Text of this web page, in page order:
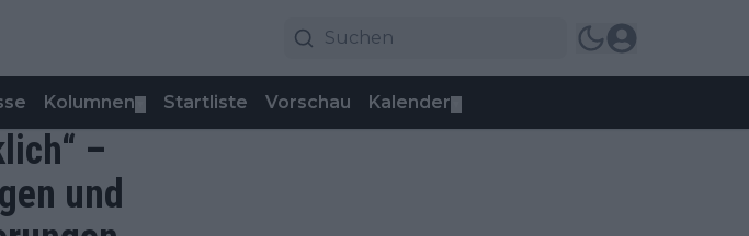
Kolumnen Startliste Vorschau Kalender
–
und